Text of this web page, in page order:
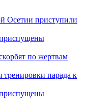
Осетии приступили
по жертвам
парада к